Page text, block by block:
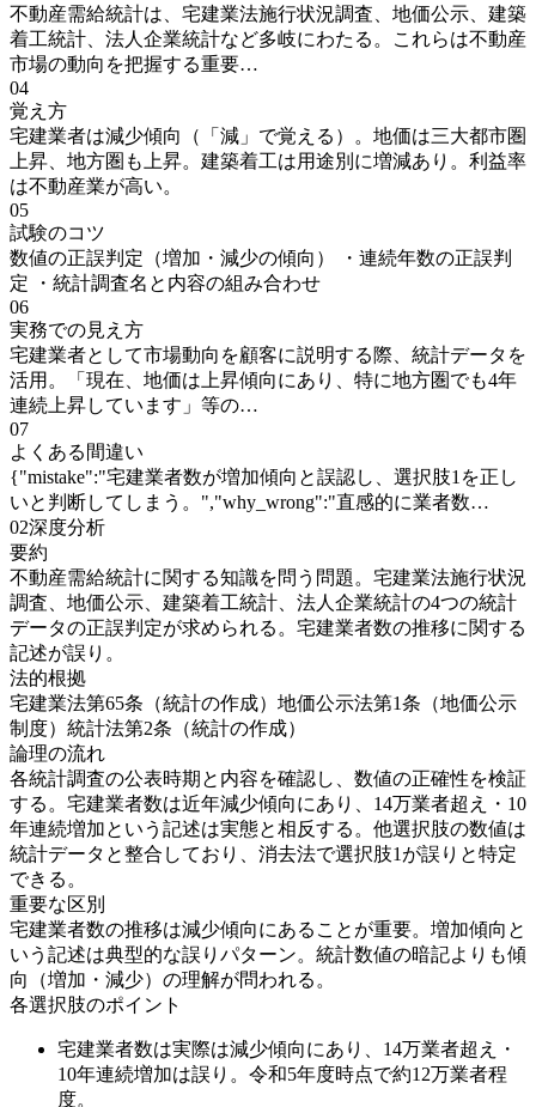
不動産需給統計は、宅建業法施行状況調査、地価公示、建築
着工統計、法人企業統計など多岐にわたる。これらは不動産
市場の動向を把握する重要…
04
覚え方
宅建業者は減少傾向（「減」で覚える）。地価は三大都市圏
上昇、地方圏も上昇。建築着工は用途別に増減あり。利益率
は不動産業が高い。
05
試験のコツ
数値の正誤判定（増加・減少の傾向） ・連続年数の正誤判
定 ・統計調査名と内容の組み合わせ
06
実務での見え方
宅建業者として市場動向を顧客に説明する際、統計データを
活用。「現在、地価は上昇傾向にあり、特に地方圏でも4年
連続上昇しています」等の…
07
よくある間違い
{"mistake":"宅建業者数が増加傾向と誤認し、選択肢1を正し
いと判断してしまう。","why_wrong":"直感的に業者数…
02深度分析
要約
不動産需給統計に関する知識を問う問題。宅建業法施行状況
調査、地価公示、建築着工統計、法人企業統計の4つの統計
データの正誤判定が求められる。宅建業者数の推移に関する
記述が誤り。
法的根拠
宅建業法第65条（統計の作成） 地価公示法第1条（地価公示
制度） 統計法第2条（統計の作成）
論理の流れ
各統計調査の公表時期と内容を確認し、数値の正確性を検証
する。宅建業者数は近年減少傾向にあり、14万業者超え・10
年連続増加という記述は実態と相反する。他選択肢の数値は
統計データと整合しており、消去法で選択肢1が誤りと特定
できる。
重要な区別
宅建業者数の推移は減少傾向にあることが重要。増加傾向と
いう記述は典型的な誤りパターン。統計数値の暗記よりも傾
向（増加・減少）の理解が問われる。
各選択肢のポイント
宅建業者数は実際は減少傾向にあり、14万業者超え・
10年連続増加は誤り。令和5年度時点で約12万業者程
度。